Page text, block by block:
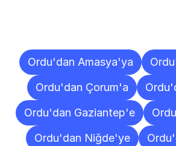
Ordu'dan Amasya'ya
Ordu'dan Çorum'a
Ordu'dan Gaziantep'e
Ordu'dan Niğde'ye